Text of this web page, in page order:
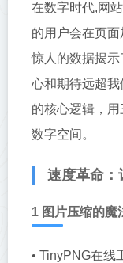
在数字时代,网
的用户会在页
惊人的数据揭
心和期待远超
的核心逻辑，
数字空间。
速度革命：
1 图片压缩的魔
• TinyPNG在线